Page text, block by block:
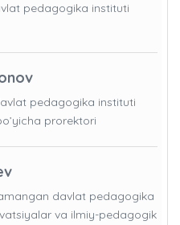
pedagogika instituti
pedagogika instituti
prorektori
davlat pedagogika
va ilmiy-pedagogik